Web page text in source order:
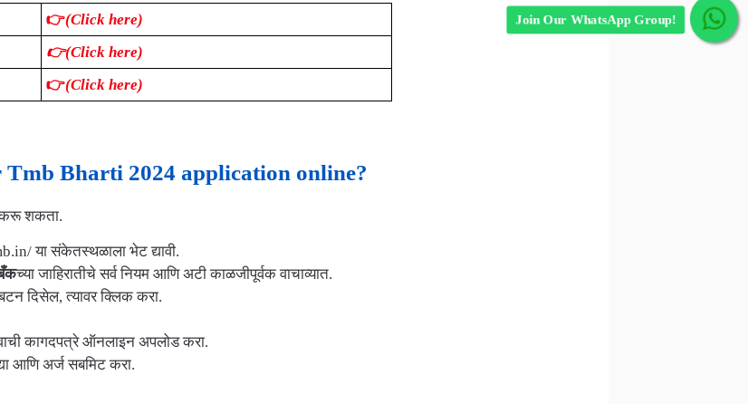
👉(Click here)
👉(Click here)
👉(Click here)
Bharti 2024 application online?
करू शकता.
या संकेतस्थळाला भेट द्यावी.
च्या जाहिरातीचे सर्व नियम आणि अटी काळजीपूर्वक वाचाव्यात.
दिसेल, त्यावर क्लिक करा.
कागदपत्रे ऑनलाइन अपलोड करा.
आणि अर्ज सबमिट करा.
Join Our WhatsApp Group!